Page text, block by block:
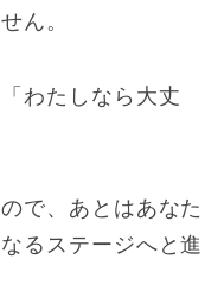
ん。
わたしなら大丈
で、あとはあなた
るステージへと進